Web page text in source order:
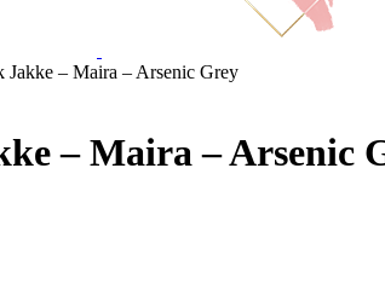
Jakke – Maira – Arsenic Grey
– Maira – Arsenic